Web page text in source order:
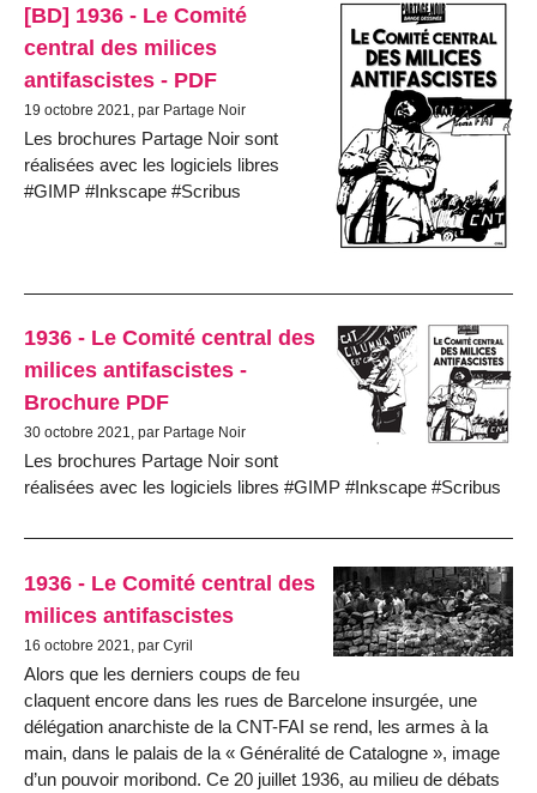
[BD] 1936 - Le Comité
central des milices
antifascistes - PDF
19 octobre 2021, par Partage Noir
Les brochures Partage Noir sont
réalisées avec les logiciels libres
#GIMP #Inkscape #Scribus
1936 - Le Comité central des
milices antifascistes -
Brochure PDF
30 octobre 2021, par Partage Noir
Les brochures Partage Noir sont
réalisées avec les logiciels libres #GIMP #Inkscape #Scribus
1936 - Le Comité central des
milices antifascistes
16 octobre 2021, par Cyril
Alors que les derniers coups de feu
claquent encore dans les rues de Barcelone insurgée, une
délégation anarchiste de la CNT-FAI se rend, les armes à la
main, dans le palais de la « Généralité de Catalogne », image
d’un pouvoir moribond. Ce 20 juillet 1936, au milieu de débats